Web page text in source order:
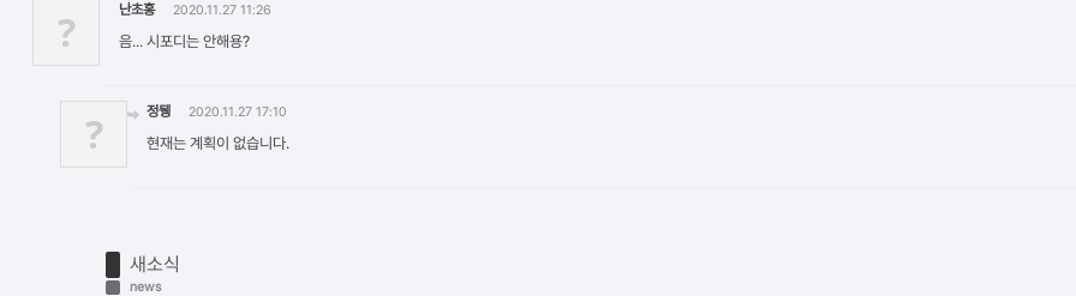
? 난초홍 2020.11.27 11:26
음... 시포디는 안해용?
? 정뒝 2020.11.27 17:10
현재는 계획이 없습니다.
새소식
news